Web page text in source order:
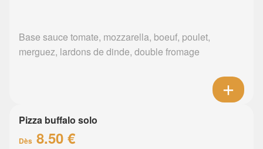
Base sauce tomate, mozzarella, boeuf, poulet,
merguez, lardons de dinde, double fromage
Pizza buffalo solo
Dès 8.50 €